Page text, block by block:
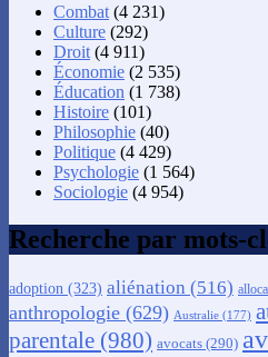
Combat (4 231)
Culture (292)
Droit (4 911)
Économie (2 535)
Éducation (1 738)
Histoire (101)
Philosophie (40)
Politique (4 429)
Psychologie (1 564)
Sociologie (4 954)
Recherche par mots-
adoption (323) aliénation (516)
anthropologie (629) Australie (177)
parentale (980) avocats (290)